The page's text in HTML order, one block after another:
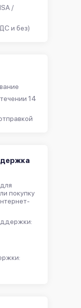
/
и без)
14
покупку